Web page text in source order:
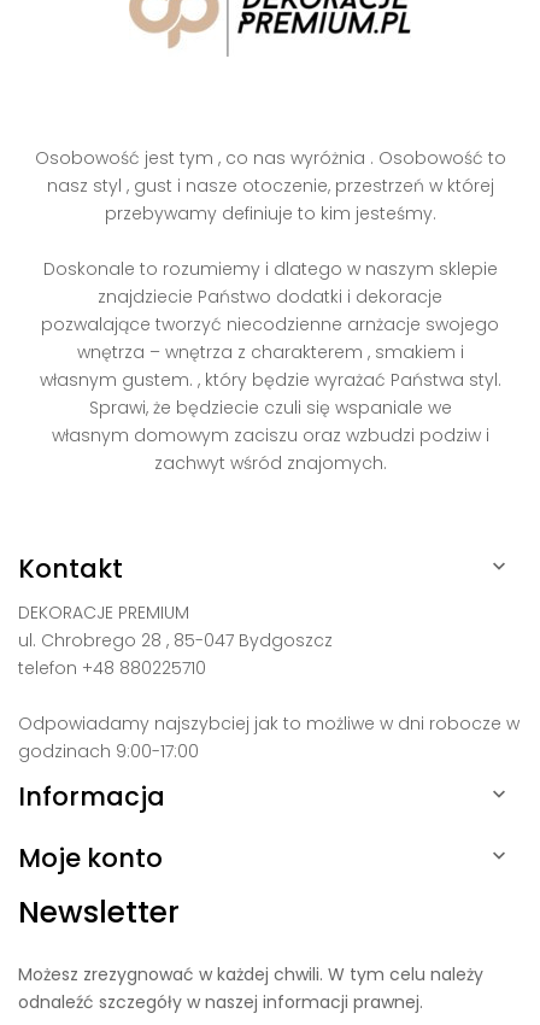
Osobowość jest tym , co nas wyróżnia . Osobowość to
nasz styl , gust i nasze otoczenie, przestrzeń w której
przebywamy definiuje to kim jesteśmy.
Doskonale to rozumiemy i dlatego w naszym sklepie
znajdziecie Państwo dodatki i dekoracje
pozwalające tworzyć niecodzienne arnżacje swojego
wnętrza – wnętrza z charakterem , smakiem i
własnym gustem. , który będzie wyrażać Państwa styl.
Sprawi, że będziecie czuli się wspaniale we
własnym domowym zaciszu oraz wzbudzi podziw i
zachwyt wśród znajomych.
Kontakt

DEKORACJE PREMIUM
ul. Chrobrego 28 , 85-047 Bydgoszcz
telefon +48 880225710
Odpowiadamy najszybciej jak to możliwe w dni robocze w
godzinach 9:00-17:00
Informacja 
Moje konto 
Newsletter
Możesz zrezygnować w każdej chwili. W tym celu należy
odnaleźć szczegóły w naszej informacji prawnej.